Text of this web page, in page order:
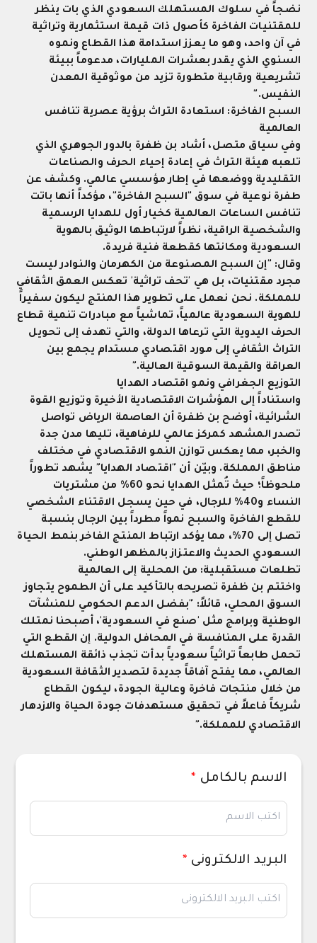
نضجاً في سلوك المستهلك السعودي الذي بات ينظر
للمقتنيات الفاخرة كأصول ذات قيمة استثمارية وتراثية
في آن واحد، وهو ما يعزز استدامة هذا القطاع ونموه
السنوي الذي يقدر بعشرات المليارات، مدعوماً ببيئة
تشريعية ورقابية متطورة تزيد من موثوقية المعدن
النفيس".
السبح الفاخرة: استعادة التراث برؤية عصرية تنافس
العالمية
وفي سياق متصل، أشاد بن ظفرة بالدور الجوهري الذي
تلعبه هيئة التراث في إعادة إحياء الحرف والصناعات
التقليدية ووضعها في إطار مؤسسي عالمي. وكشف عن
طفرة نوعية في سوق "السبح الفاخرة"، مؤكداً أنها باتت
تنافس الساعات العالمية كخيار أول للهدايا الرسمية
والشخصية الراقية، نظراً لارتباطها الوثيق بالهوية
السعودية ومكانتها كقطعة فنية فريدة.
وقال: "إن السبح المصنوعة من الكهرمان والنوادر ليست
مجرد مقتنيات، بل هي 'تحف تراثية' تعكس العمق الثقافي
للمملكة. نحن نعمل على تطوير هذا المنتج ليكون سفيراً
للهوية السعودية عالمياً، تماشياً مع مبادرات تنمية قطاع
الحرف اليدوية التي ترعاها الدولة، والتي تهدف إلى تحويل
التراث الثقافي إلى مورد اقتصادي مستدام يجمع بين
العراقة والقيمة السوقية العالية".
التوزيع الجغرافي ونمو اقتصاد الهدايا
واستناداً إلى المؤشرات الاقتصادية الأخيرة وتوزيع القوة
الشرائية، أوضح بن ظفرة أن العاصمة الرياض تواصل
تصدر المشهد كمركز عالمي للرفاهية، تليها مدن جدة
والخبر، مما يعكس توازن النمو الاقتصادي في مختلف
مناطق المملكة. وبيّن أن "اقتصاد الهدايا" يشهد تطوراً
ملحوظاً؛ حيث تُمثل الهدايا نحو 60% من مشتريات
النساء و40% للرجال، في حين يسجل الاقتناء الشخصي
للقطع الفاخرة والسبح نمواً مطرداً بين الرجال بنسبة
تصل إلى 70%، مما يؤكد ارتباط المنتج الفاخر بنمط الحياة
السعودي الحديث والاعتزاز بالمظهر الوطني.
تطلعات مستقبلية: من المحلية إلى العالمية
واختتم بن ظفرة تصريحه بالتأكيد على أن الطموح يتجاوز
السوق المحلي، قائلاً: "بفضل الدعم الحكومي للمنشآت
الوطنية وبرامج مثل 'صنع في السعودية'، أصبحنا نمتلك
القدرة على المنافسة في المحافل الدولية. إن القطع التي
تحمل طابعاً تراثياً سعودياً بدأت تجذب ذائقة المستهلك
العالمي، مما يفتح آفاقاً جديدة لتصدير الثقافة السعودية
من خلال منتجات فاخرة وعالية الجودة، ليكون القطاع
شريكاً فاعلاً في تحقيق مستهدفات جودة الحياة والازدهار
الاقتصادي للمملكة".
الاسم بالكامل *
البريد الالكترونى *